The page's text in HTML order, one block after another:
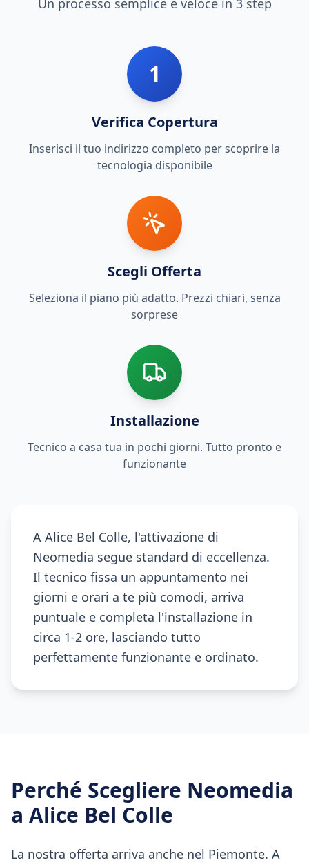
Un processo semplice e veloce in 3 step
1
Verifica Copertura
Inserisci il tuo indirizzo completo per scoprire la
tecnologia disponibile
Scegli Offerta
Seleziona il piano più adatto. Prezzi chiari, senza
sorprese
Installazione
Tecnico a casa tua in pochi giorni. Tutto pronto e
funzionante
A Alice Bel Colle, l'attivazione di
Neomedia segue standard di eccellenza.
Il tecnico fissa un appuntamento nei
giorni e orari a te più comodi, arriva
puntuale e completa l'installazione in
circa 1-2 ore, lasciando tutto
perfettamente funzionante e ordinato.
Perché Scegliere Neomedia
a Alice Bel Colle
La nostra offerta arriva anche nel Piemonte. A